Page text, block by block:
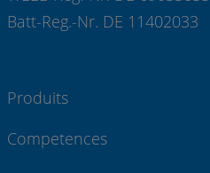
Batt-Reg.-Nr. DE 11402033
Produits
Competences